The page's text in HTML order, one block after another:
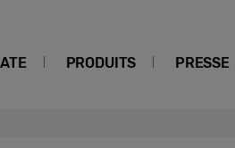
PRODUITS PRESSE